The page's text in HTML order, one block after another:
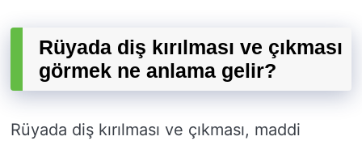
Rüyada diş kırılması ve çıkması
görmek ne anlama gelir?
Rüyada diş kırılması ve çıkması, maddi